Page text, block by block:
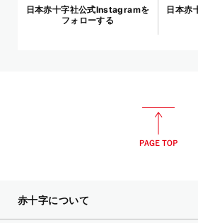
日本赤十字社公式Instagramを
フォローする
日本赤
赤十字について